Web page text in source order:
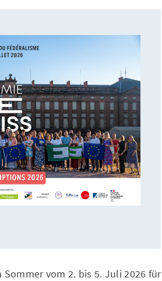
vom 2. bis 5. Juli 2026 für